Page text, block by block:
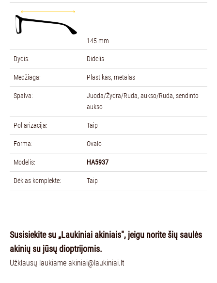
145 mm
Dydis: Didelis
Medžiaga: Plastikas, metalas
Spalva:
Juoda/Žydra/Ruda, aukso/Ruda, sendinto
aukso
Poliarizacija: Taip
Forma: Ovalo
Modelis: HA5937
Dėklas komplekte: Taip
Susisiekite su „Laukiniai akiniais", jeigu norite šių saulės
akinių su jūsų dioptrijomis.
Užklausų laukiame akiniai@laukiniai.lt